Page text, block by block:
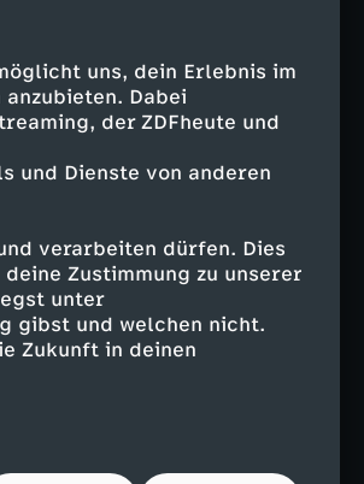
uns, dein Erlebnis im
Dabei
der ZDFheute und
und Dienste von anderen
verarbeiten dürfen. Dies
Zustimmung zu unserer
unter
gibst und welchen nicht.
Zukunft in deinen
den Kanal und aktiviert die